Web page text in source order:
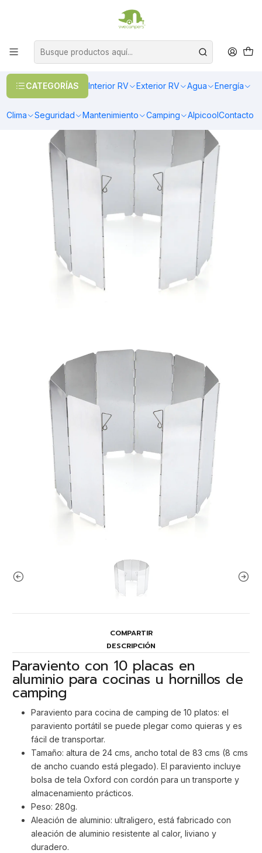
CATEGORÍAS Interior RV Exterior RV Agua Energía
Clima Seguridad Mantenimiento Camping AlpicoolContacto
OFERTAS EN CALEFACCIÓN DIESEL
Paraviento de 10 placas para cocina de camping
COMPARTIR
DESCRIPCIÓN
Paraviento con 10 placas en
aluminio para cocinas u hornillos de
camping
Paraviento para cocina de camping de 10 platos: el
paraviento portátil se puede plegar como quieras y es
fácil de transportar.
Tamaño: altura de 24 cms, ancho total de 83 cms (8 cms
de ancho cuando está plegado). El paraviento incluye
bolsa de tela Oxford con cordón para un transporte y
almacenamiento prácticos.
Peso: 280g.
Aleación de aluminio: ultraligero, está fabricado con
aleación de aluminio resistente al calor, liviano y
duradero.